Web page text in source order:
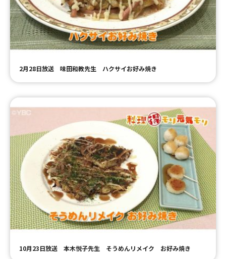
2月28日放送 味田和教先生 ハクサイお好み焼き
10月23日放送 本木悦子先生 そうめんリメイク お好み焼き